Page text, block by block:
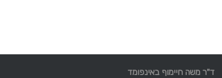
ד"ר משה חיימוף באינפומד